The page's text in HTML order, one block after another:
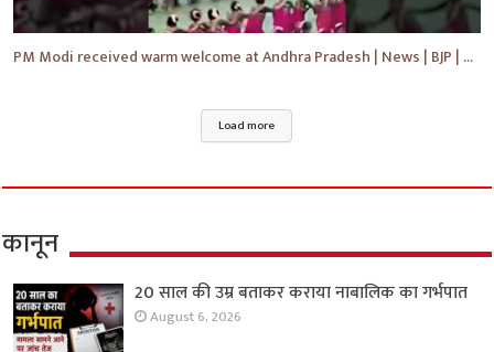
PM Modi received warm welcome at Andhra Pradesh | News | BJP | #shorts #ytshorts #news
Load more
कानून
20 साल की उम्र बताकर कराया नाबालिक का गर्भपात
August 6, 2026